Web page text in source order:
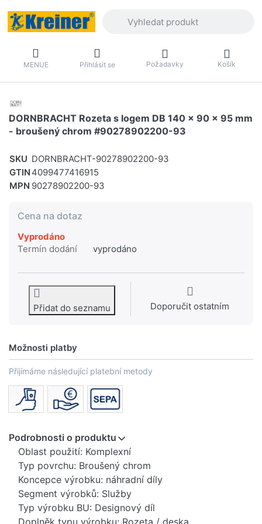
MENUE Přihlásit se Požadavky Košík
DORNBRACHT Rozeta s logem DB 140 x 90 x 95 mm
- broušený chrom #90278902200-93
SKU DORNBRACHT-90278902200-93
GTIN 4099477416915
MPN 90278902200-93
Cena na dotaz
Vyprodáno
Termín dodání
vyprodáno
Přidat do seznamu Doporučit ostatním
Možnosti platby
Přijímáme následující platební metody
Podrobnosti o produktu
Oblast použití: Komplexní
Typ povrchu: Broušený chrom
Koncepce výrobku: náhradní díly
Segment výrobků: Služby
Typ výrobku BU: Designový díl
Doplněk typu výrobku: Rozeta / deska